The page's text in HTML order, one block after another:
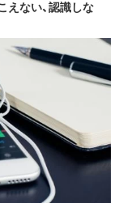
えない、認識しな